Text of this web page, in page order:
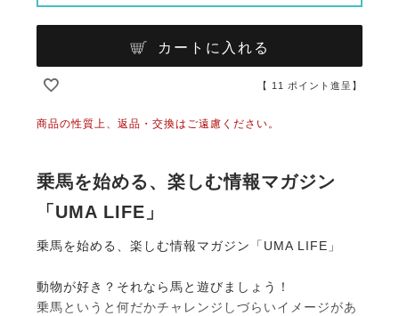
カートに入れる
【 11 ポイント進呈】
商品の性質上、返品・交換はご遠慮ください。
乗馬を始める、楽しむ情報マガジン
「UMA LIFE」
乗馬を始める、楽しむ情報マガジン「UMA LIFE」
動物が好き？それなら馬と遊びましょう！
乗馬というと何だかチャレンジしづらいイメージがあ